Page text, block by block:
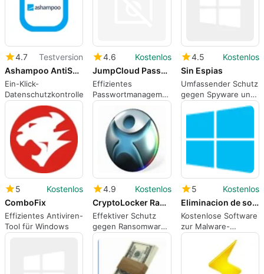
4.7
Testversion
Ashampoo AntiSpy Pro
Ein-Klick-
Datenschutzkontrolle
4.6
Kostenlos
JumpCloud Password Manager
Effizientes
Passwortmanagement
mit JumpCloud
4.5
Kostenlos
Sin Espias
Umfassender Schutz
gegen Spyware und
Adware
5
Kostenlos
ComboFix
Effizientes Antiviren-
Tool für Windows
4.9
Kostenlos
CryptoLocker Ransomware
Effektiver Schutz
gegen Ransomware
und Malware
5
Kostenlos
Eliminacion de software malintencionado
Kostenlose Software
zur Malware-
Entfernung